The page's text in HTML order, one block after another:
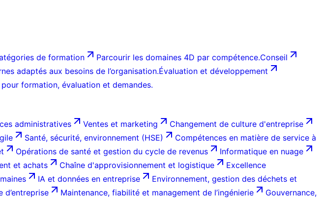
de formation Parcourir les domaines 4D par compétence.Conseil
adaptés aux besoins de l’organisation.Évaluation et développement
formation, évaluation et demandes.
administratives Ventes et marketing
Changement de culture d'entreprise
Santé, sécurité, environnement (HSE)
Compétences en matière de service à
Opérations de santé et gestion du cycle de revenus
Informatique en nuage
et achats Chaîne d'approvisionnement et logistique
Excellence
IA et données en entreprise
Environnement, gestion des déchets et
d’entreprise Maintenance, fiabilité et management de l’ingénierie
Gouvernance,